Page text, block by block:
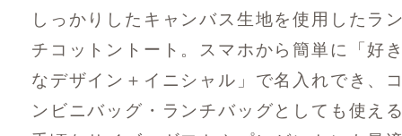
しっかりしたキャンバス生地を使用したラ
チコットントート。スマホから簡単に「好
なデザイン＋イニシャル」で名入れでき、
ンビニバッグ・ランチバッグとしても使え